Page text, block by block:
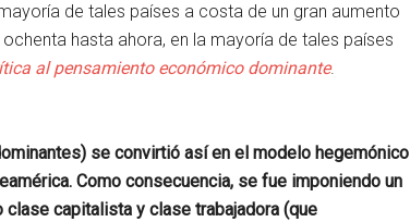
de tales países a costa de un gran aumento
hasta ahora, en la mayoría de tales países
al pensamiento económico dominante.
se convirtió así en el modelo hegemónico
Como consecuencia, se fue imponiendo un
capitalista y clase trabajadora (que